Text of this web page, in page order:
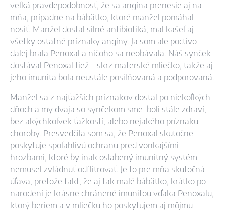
veľká pravdepodobnosť, že sa angína prenesie aj na
mňa, prípadne na bábätko, ktoré manžel pomáhal
nosiť. Manžel dostal silné antibiotiká, mal kašeľ aj
všetky ostatné príznaky angíny. Ja som ale poctivo
ďalej brala Penoxal a ničoho sa neobávala. Náš synček
dostával Penoxal tiež – skrz materské mliečko, takže aj
jeho imunita bola neustále posilňovaná a podporovaná.
Manžel sa z najťažších príznakov dostal po niekoľkých
dňoch a my dvaja so synčekom sme boli stále zdraví,
bez akýchkoľvek ťažkostí, alebo nejakého príznaku
choroby. Presvedčila som sa, že Penoxal skutočne
poskytuje spoľahlivú ochranu pred vonkajšími
hrozbami, ktoré by inak oslabený imunitný systém
nemusel zvládnuť odflitrovať. Je to pre mňa skutočná
úľava, pretože fakt, že aj tak malé bábätko, krátko po
narodení je krásne chránené imunitou vďaka Penoxalu,
ktorý beriem a v mliečku ho poskytujem aj môjmu